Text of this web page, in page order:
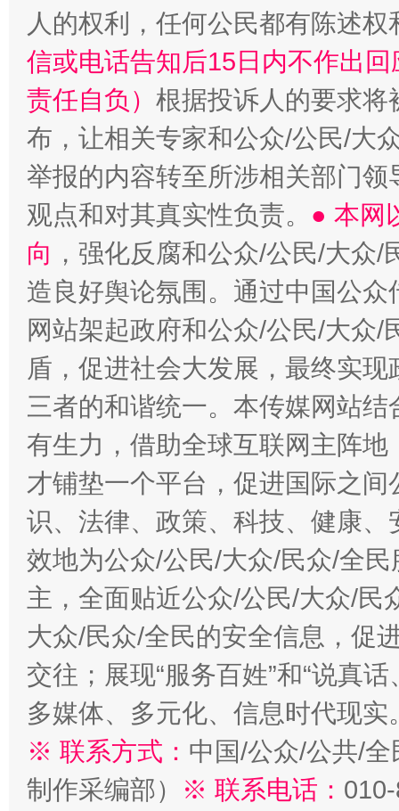
人的权利，任何公民都有陈述
信或电话告知后15日内不作出
责任自负） 根据投诉人的要求将
布，让相关专家和公众/公民/大
举报的内容转至所涉相关部门
观点和对其真实性负责。 ● 本网
向 ，强化反腐和公众/公民/大众
造良好舆论氛围。通过中国公
网站架起政府和公众/公民/大众
盾，促进社会大发展，最终实
三者的和谐统一。本传媒网站
有生力，借助全球互联网主阵
才铺垫一个平台，促进国际之
识、法律、政策、科技、健康
效地为公众/公民/大众/民众/全
主，全面贴近公众/公民/大众/民
大众/民众/全民的安全信息，促
交往；展现“服务百姓”和“说真
多媒体、多元化、信息时代现实
※ 联系方式： 中国/公众/公共/
制作采编部）
※ 联系电话：